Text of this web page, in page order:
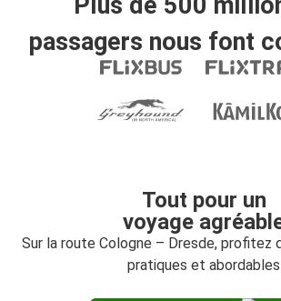
passagers nous font
Tout pour un
voyage
Sur la route Cologne – Dresde, profitez
pratiques et abordables